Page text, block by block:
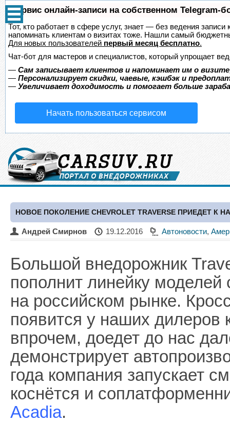
Сервис онлайн-записи на собственном Telegram-
Тот, кто работает в сфере услуг, знает — без ведения
напоминать клиентам о визитах тоже. Нашли самый
Для новых пользователей первый месяц бесплатно.
Чат-бот для мастеров и специалистов, который упрощает
— Сам записывает клиентов и напоминает им о
— Персонализирует скидки, чаевые, кэшбэк и
— Увеличивает доходимость и помогает больше
Начать пользоваться сервисом
НОВОЕ ПОКОЛЕНИЕ CHEVROLET TRAVERSE ПРИЕДЕТ К
Андрей Смирнов 19.12.2016 Автоновости,
Большой внедорожник
пополнит линейку моделей
на российском рынке.
появится у наших дилеров
впрочем, доедет до нас
демонстрирует
года компания запускает
коснётся и
Acadia.